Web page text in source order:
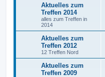
Aktuelles zum
Treffen 2014
alles zum Treffen in
2014
Aktuelles zum
Treffen 2012
12 Treffen Nord
Aktuelles zum
Treffen 2009